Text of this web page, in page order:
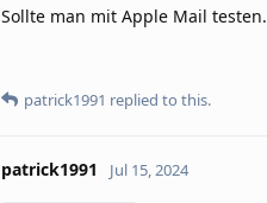
Sollte man mit Apple Mail testen.
patrick1991 replied to this.
patrick1991 Jul 15, 2024